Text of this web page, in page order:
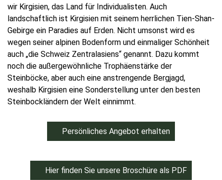
wir Kirgisien, das Land für Individualisten. Auch
landschaftlich ist Kirgisien mit seinem herrlichen Tien-Shan-
Gebirge ein Paradies auf Erden. Nicht umsonst wird es
wegen seiner alpinen Bodenform und einmaliger Schönheit
auch „die Schweiz Zentralasiens“ genannt. Dazu kommt
noch die außergewöhnliche Trophäenstärke der
Steinböcke, aber auch eine anstrengende Bergjagd,
weshalb Kirgisien eine Sonderstellung unter den besten
Steinbockländern der Welt einnimmt.
Persönliches Angebot erhalten
Hier finden Sie unsere Broschüre als PDF